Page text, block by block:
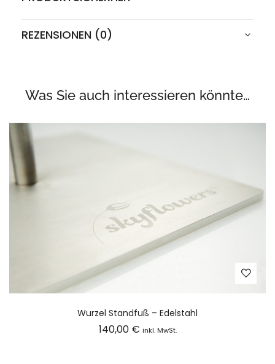
REZENSIONEN (0)
Was Sie auch interessieren könnte…
Wurzel Standfuß – Edelstahl
140,00 € inkl. MwSt.